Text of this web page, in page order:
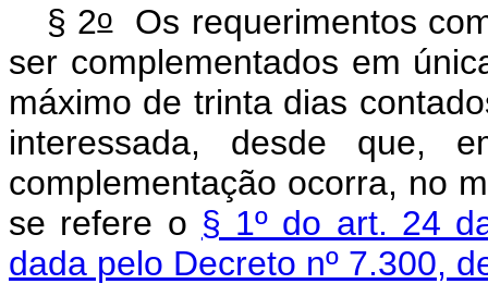
§ 2oOs requerimentos
ser complementados em
máximo de trinta dias
interessada, desde que,
complementação ocorra, no
se refere o § 1º do art. 24
dada pelo Decreto nº 7.300,